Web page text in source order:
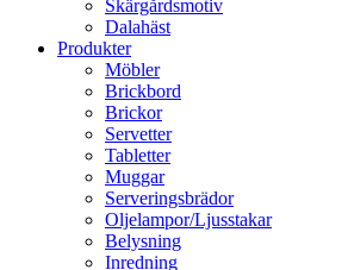
Skärgårdsmotiv
Dalahäst
Produkter
Möbler
Brickbord
Brickor
Servetter
Tabletter
Muggar
Serveringsbrädor
Oljelampor/Ljusstakar
Belysning
Inredning